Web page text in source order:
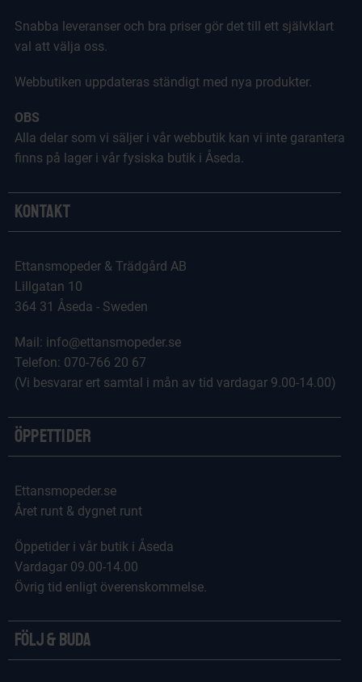
Snabba leveranser och bra priser gör det till ett självklart
val att välja oss.
Webbutiken uppdateras ständigt med nya produkter.
OBS
Alla delar som vi säljer i vår webbutik kan vi inte garantera
finns på lager i vår fysiska butik i Åseda.
Kontakt
Ettansmopeder & Trädgård AB
Lillgatan 10
364 31 Åseda - Sweden
Mail: info@ettansmopeder.se
Telefon: 070-766 20 67
(Vi besvarar ert samtal i mån av tid vardagar 9.00-14.00)
Öppettider
Ettansmopeder.se
Året runt & dygnet runt
Öppetider i vår butik i Åseda
Vardagar 09.00-14.00
Övrig tid enligt överenskommelse.
Följ & Buda